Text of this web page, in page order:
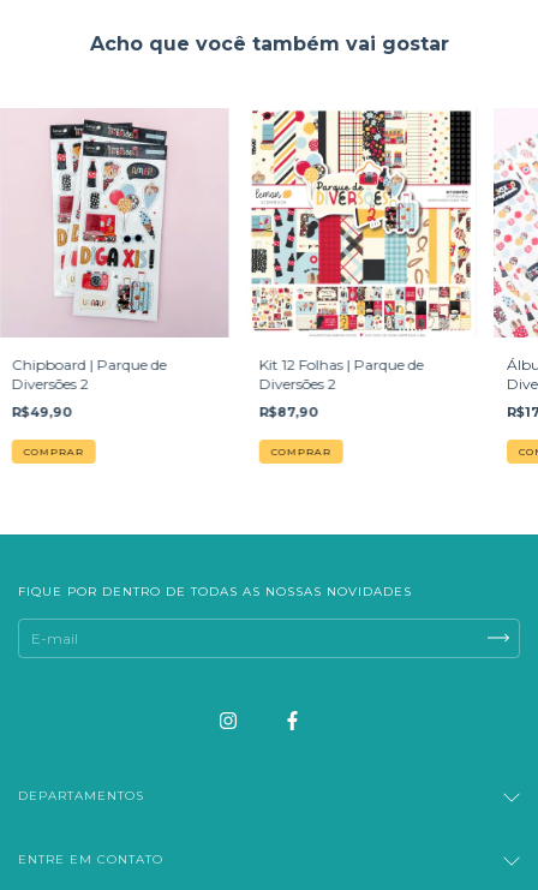
Acho que você também vai gostar
Chipboard | Parque de
Diversões 2
R$49,90
Kit 12 Folhas | Parque de
Diversões 2
R$87,90
FIQUE POR DENTRO DE TODAS AS NOSSAS NOVIDADES
DEPARTAMENTOS
ENTRE EM CONTATO